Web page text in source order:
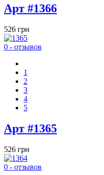
Арт #1366
526 грн
0 - отзывов
1
2
3
4
5
Арт #1365
526 грн
0 - отзывов